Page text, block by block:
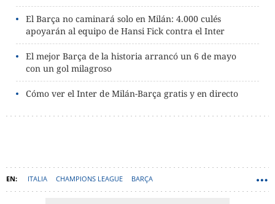
El Barça no caminará solo en Milán: 4.000 culés
apoyarán al equipo de Hansi Fick contra el Inter
El mejor Barça de la historia arrancó un 6 de mayo
con un gol milagroso
Cómo ver el Inter de Milán-Barça gratis y en directo
ITALIA CHAMPIONS LEAGUE BARÇA